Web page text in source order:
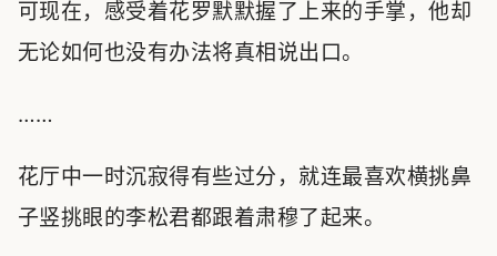
可现在，感受着花罗默默握了上来的手掌，他却
无论如何也没有办法将真相说出口。
……
花厅中一时沉寂得有些过分，就连最喜欢横挑鼻
子竖挑眼的李松君都跟着肃穆了起来。